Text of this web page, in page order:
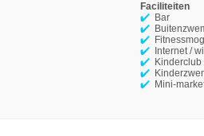
Faciliteiten
Bar
Internet /
Kinderclub
Mini-